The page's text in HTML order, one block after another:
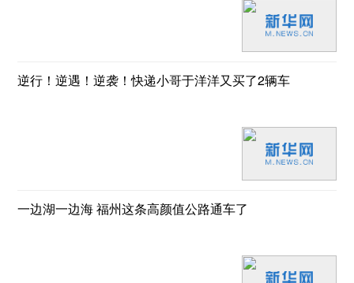
逆行！逆遇！逆袭！快递小哥于洋洋又买了2辆车
一边湖一边海 福州这条高颜值公路通车了